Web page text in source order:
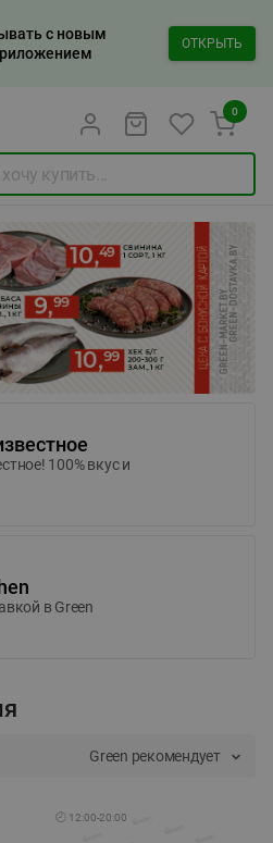
с новым
ОТКРЫТЬ
0
100% вкус и
в Green
Green рекомендует
🕘 12:00-20:00